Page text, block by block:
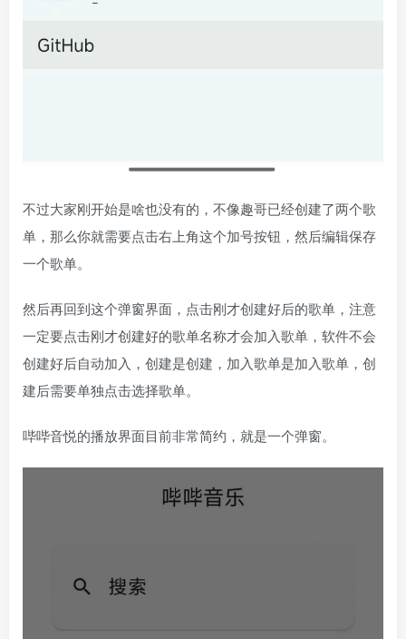
不过大家刚开始是啥也没有的，不像趣哥已经创建了两个歌
单，那么你就需要点击右上角这个加号按钮，然后编辑保存
一个歌单。
然后再回到这个弹窗界面，点击刚才创建好后的歌单，注意
一定要点击刚才创建好的歌单名称才会加入歌单，软件不会
创建好后自动加入，创建是创建，加入歌单是加入歌单，创
建后需要单独点击选择歌单。
哔哔音悦的播放界面目前非常简约，就是一个弹窗。